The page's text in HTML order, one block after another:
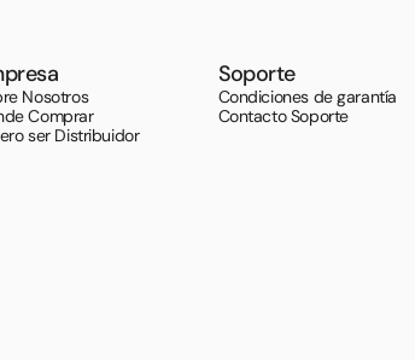
Nosotros
Comprar
ser Distribuidor
Soporte
Condiciones de garantía
Contacto Soporte